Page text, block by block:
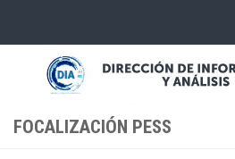
FOCALIZACIÓN PESS